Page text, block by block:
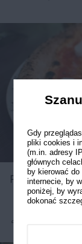
Pizza
Gdy
pliki cookies i
(m.in. adresy
głównych
by kierować
internecie, by
poniżej, by
dokonać